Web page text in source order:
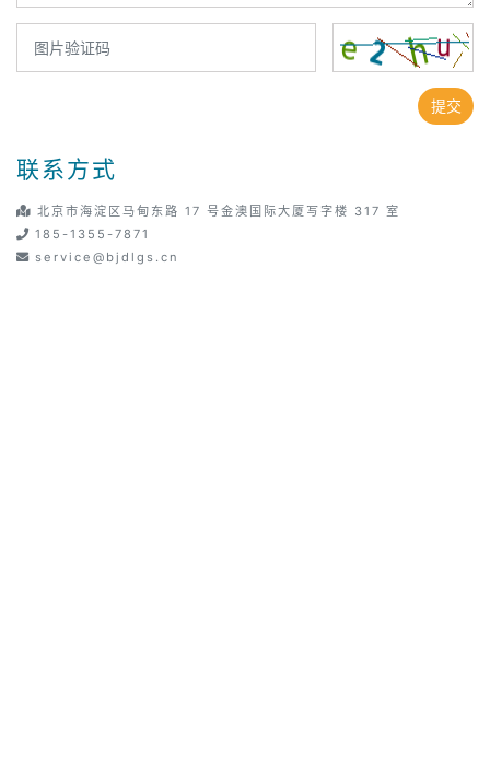
提交
联系方式
北京市海淀区马甸东路 17 号金澳国际大厦写字楼 317 室
185-1355-7871
service@bjdlgs.cn